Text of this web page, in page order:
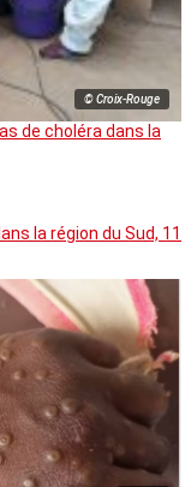
© Croix-Rouge
de choléra dans la
la région du Sud, 11